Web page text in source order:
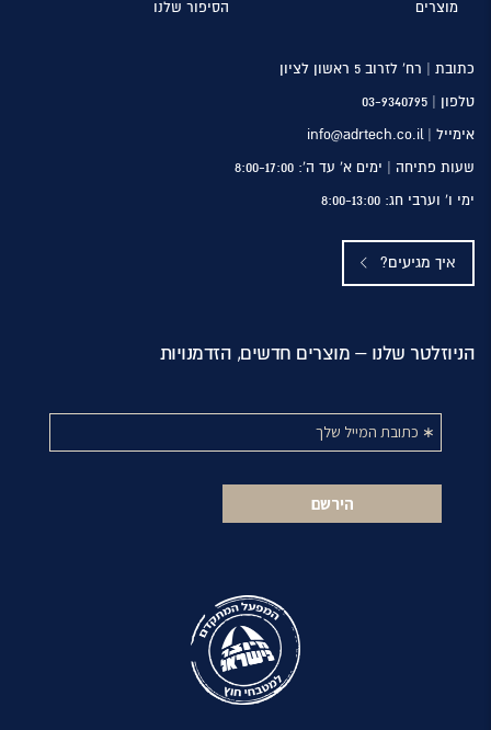
הסיפור שלנו מוצרים
כתובת | רח’ לזרוב 5 ראשון לציון
טלפון | 03-9340795
אימייל | info@adrtech.co.il
שעות פתיחה | ימים א’ עד ה’: 8:00-17:00
ימי ו’ וערבי חג: 8:00-13:00
איך מגיעים?
הניוזלטר שלנו – מוצרים חדשים, הזדמנויות